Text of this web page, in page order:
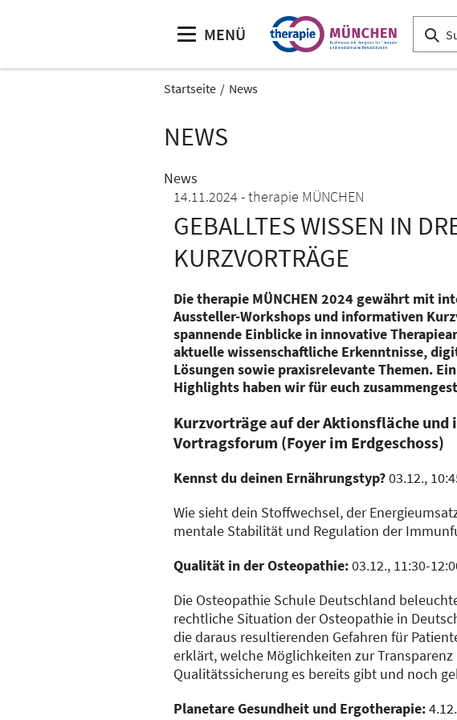
MENÜ
Startseite News
NEWS
News
14.11.2024
therapie MÜNCHEN
GEBALLTES WISSEN IN
KURZVORTRÄGE
Die therapie MÜNCHEN 2024 gewährt mit
Aussteller-Workshops und informativen
spannende Einblicke in innovative
aktuelle wissenschaftliche Erkenntnisse,
Lösungen sowie praxisrelevante Themen.
Highlights haben wir für euch
Kurzvorträge auf der Aktionsfläche und
Vortragsforum (Foyer im Erdgeschoss)
Kennst du deinen Ernährungstyp?03.12.,
Wie sieht dein Stoffwechsel, der
mentale Stabilität und Regulation der
Qualität in der Osteopathie:03.12., 11:30-
Die Osteopathie Schule Deutschland
rechtliche Situation der Osteopathie in
die daraus resultierenden Gefahren für
erklärt, welche Möglichkeiten zur Transparenz
Qualitätssicherung es bereits gibt und noch
Planetare Gesundheit und Ergotherapie: